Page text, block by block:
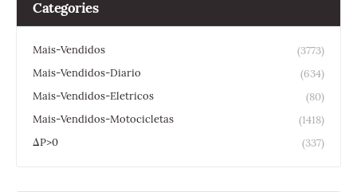
Categories
Mais-Vendidos
(3773)
Mais-Vendidos-Diario
(634)
Mais-Vendidos-Eletricos
(80)
Mais-Vendidos-Motocicletas
(1418)
ΔP>0
(337)